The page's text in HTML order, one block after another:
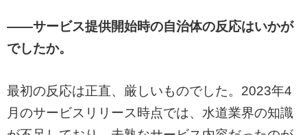
——サービス提供開始時の自治体の反応はいかが
でしたか。
最初の反応は正直、厳しいものでした。2023年4
月のサービスリリース時点では、水道業界の知識